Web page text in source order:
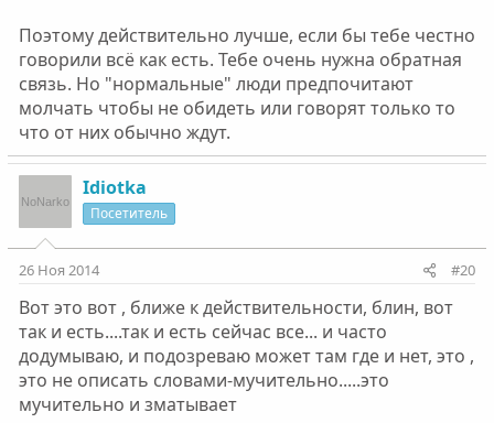
Поэтому действительно лучше, если бы тебе честно
говорили всё как есть. Тебе очень нужна обратная
связь. Но "нормальные" люди предпочитают
молчать чтобы не обидеть или говорят только то
что от них обычно ждут.
Idiotka
Посетитель
26 Ноя 2014 #20
Вот это вот , ближе к действительности, блин, вот
так и есть....так и есть сейчас все... и часто
додумываю, и подозреваю может там где и нет, это ,
это не описать словами-мучительно.....это
мучительно и зматывает